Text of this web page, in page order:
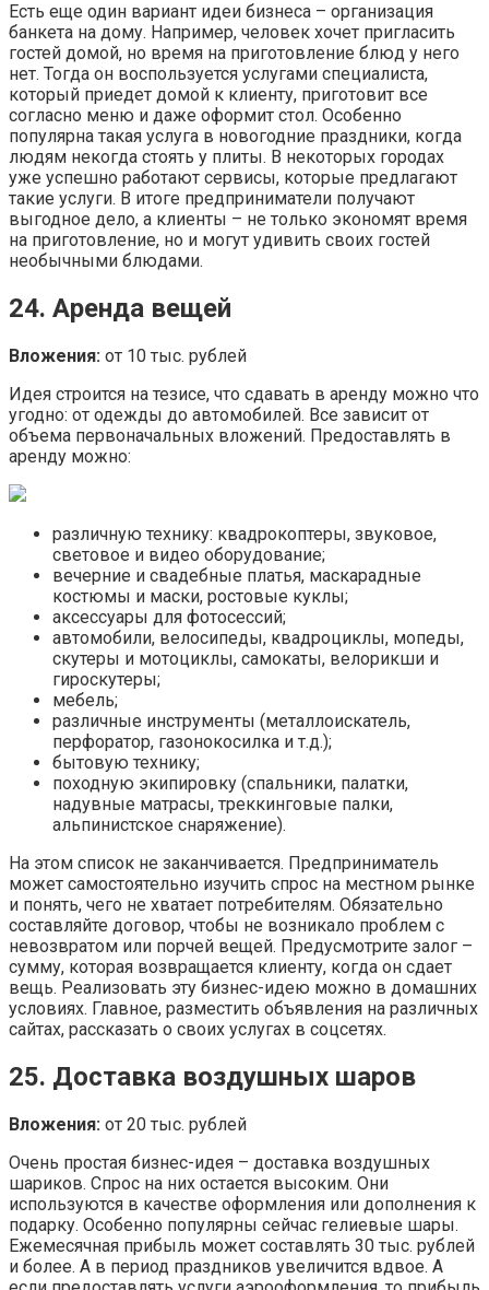
Есть еще один вариант идеи бизнеса – организация
банкета на дому. Например, человек хочет пригласить
гостей домой, но время на приготовление блюд у него
нет. Тогда он воспользуется услугами специалиста,
который приедет домой к клиенту, приготовит все
согласно меню и даже оформит стол. Особенно
популярна такая услуга в новогодние праздники, когда
людям некогда стоять у плиты. В некоторых городах
уже успешно работают сервисы, которые предлагают
такие услуги. В итоге предприниматели получают
выгодное дело, а клиенты – не только экономят время
на приготовление, но и могут удивить своих гостей
необычными блюдами.
24. Аренда вещей
Вложения: от 10 тыс. рублей
Идея строится на тезисе, что сдавать в аренду можно что
угодно: от одежды до автомобилей. Все зависит от
объема первоначальных вложений. Предоставлять в
аренду можно:
различную технику: квадрокоптеры, звуковое,
световое и видео оборудование;
вечерние и свадебные платья, маскарадные
костюмы и маски, ростовые куклы;
аксессуары для фотосессий;
автомобили, велосипеды, квадроциклы, мопеды,
скутеры и мотоциклы, самокаты, велорикши и
гироскутеры;
мебель;
различные инструменты (металлоискатель,
перфоратор, газонокосилка и т.д.);
бытовую технику;
походную экипировку (спальники, палатки,
надувные матрасы, треккинговые палки,
альпинистское снаряжение).
На этом список не заканчивается. Предприниматель
может самостоятельно изучить спрос на местном рынке
и понять, чего не хватает потребителям. Обязательно
составляйте договор, чтобы не возникало проблем с
невозвратом или порчей вещей. Предусмотрите залог –
сумму, которая возвращается клиенту, когда он сдает
вещь. Реализовать эту бизнес-идею можно в домашних
условиях. Главное, разместить объявления на различных
сайтах, рассказать о своих услугах в соцсетях.
25. Доставка воздушных шаров
Вложения: от 20 тыс. рублей
Очень простая бизнес-идея – доставка воздушных
шариков. Спрос на них остается высоким. Они
используются в качестве оформления или дополнения к
подарку. Особенно популярны сейчас гелиевые шары.
Ежемесячная прибыль может составлять 30 тыс. рублей
и более. А в период праздников увеличится вдвое. А